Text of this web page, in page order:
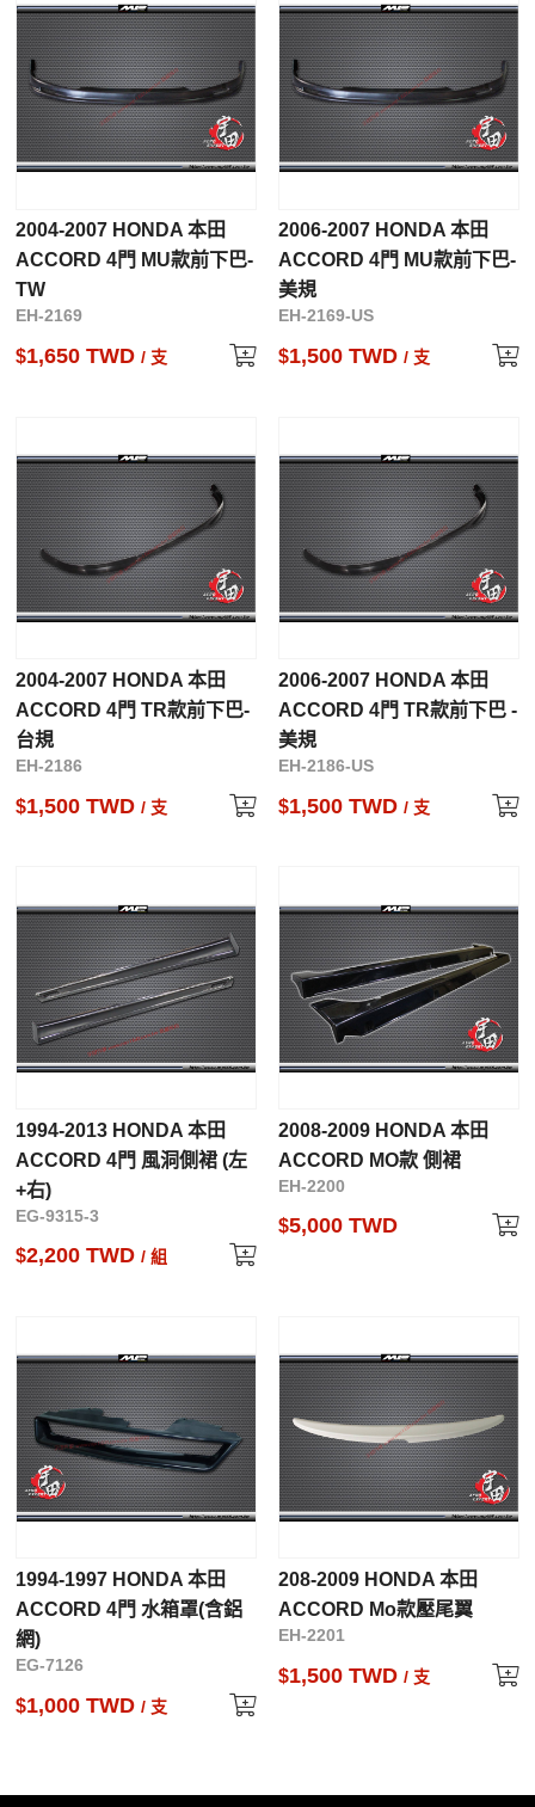
2004-2007 HONDA 本田
ACCORD 4門 MU款前下巴-
TW
EH-2169
$1,650 TWD/ 支
2006-2007 HONDA 本田
ACCORD 4門 MU款前下巴-
美規
EH-2169-US
$1,500 TWD/ 支
2004-2007 HONDA 本田
ACCORD 4門 TR款前下巴-
台規
EH-2186
$1,500 TWD/ 支
2006-2007 HONDA 本田
ACCORD 4門 TR款前下巴 -
美規
EH-2186-US
$1,500 TWD/ 支
1994-2013 HONDA 本田
ACCORD 4門 風洞側裙 (左
+右)
EG-9315-3
$2,200 TWD/ 組
2008-2009 HONDA 本田
ACCORD MO款 側裙
EH-2200
$5,000 TWD
1994-1997 HONDA 本田
ACCORD 4門 水箱罩(含鋁
網)
EG-7126
$1,000 TWD/ 支
208-2009 HONDA 本田
ACCORD Mo款壓尾翼
EH-2201
$1,500 TWD/ 支